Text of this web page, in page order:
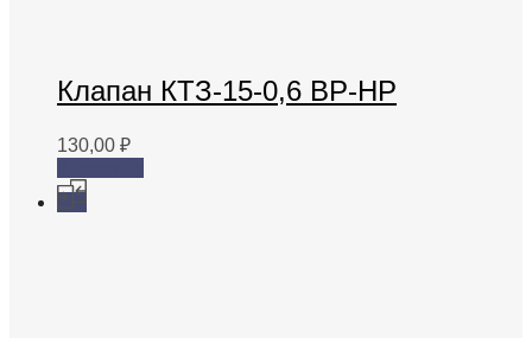
Клапан КТЗ-15-0,6 ВР-НР
130,00 ₽